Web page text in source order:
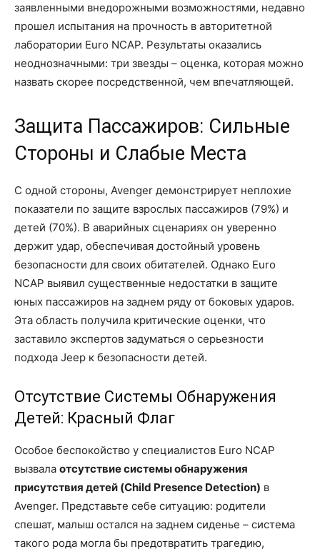
заявленными внедорожными возможностями, недавно
прошел испытания на прочность в авторитетной
лаборатории Euro NCAP. Результаты оказались
неоднозначными: три звезды – оценка, которая можно
назвать скорее посредственной, чем впечатляющей.
Защита Пассажиров: Сильные
Стороны и Слабые Места
С одной стороны, Avenger демонстрирует неплохие
показатели по защите взрослых пассажиров (79%) и
детей (70%). В аварийных сценариях он уверенно
держит удар, обеспечивая достойный уровень
безопасности для своих обитателей. Однако Euro
NCAP выявил существенные недостатки в защите
юных пассажиров на заднем ряду от боковых ударов.
Эта область получила критические оценки, что
заставило экспертов задуматься о серьезности
подхода Jeep к безопасности детей.
Отсутствие Системы Обнаружения
Детей: Красный Флаг
Особое беспокойство у специалистов Euro NCAP
вызвала отсутствие системы обнаружения
присутствия детей (Child Presence Detection) в
Avenger. Представьте себе ситуацию: родители
спешат, малыш остался на заднем сиденье – система
такого рода могла бы предотвратить трагедию,